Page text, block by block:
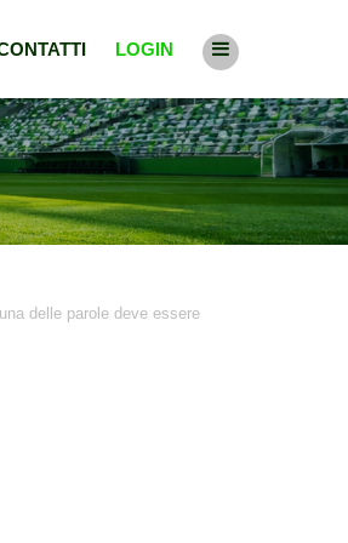
LOGIN
delle parole deve essere